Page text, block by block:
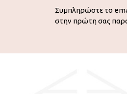
Συμπληρώστε το
στην πρώτη σας